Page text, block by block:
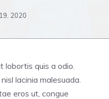
2020
lobortis quis a odio.
lacinia malesuada.
eros ut, congue